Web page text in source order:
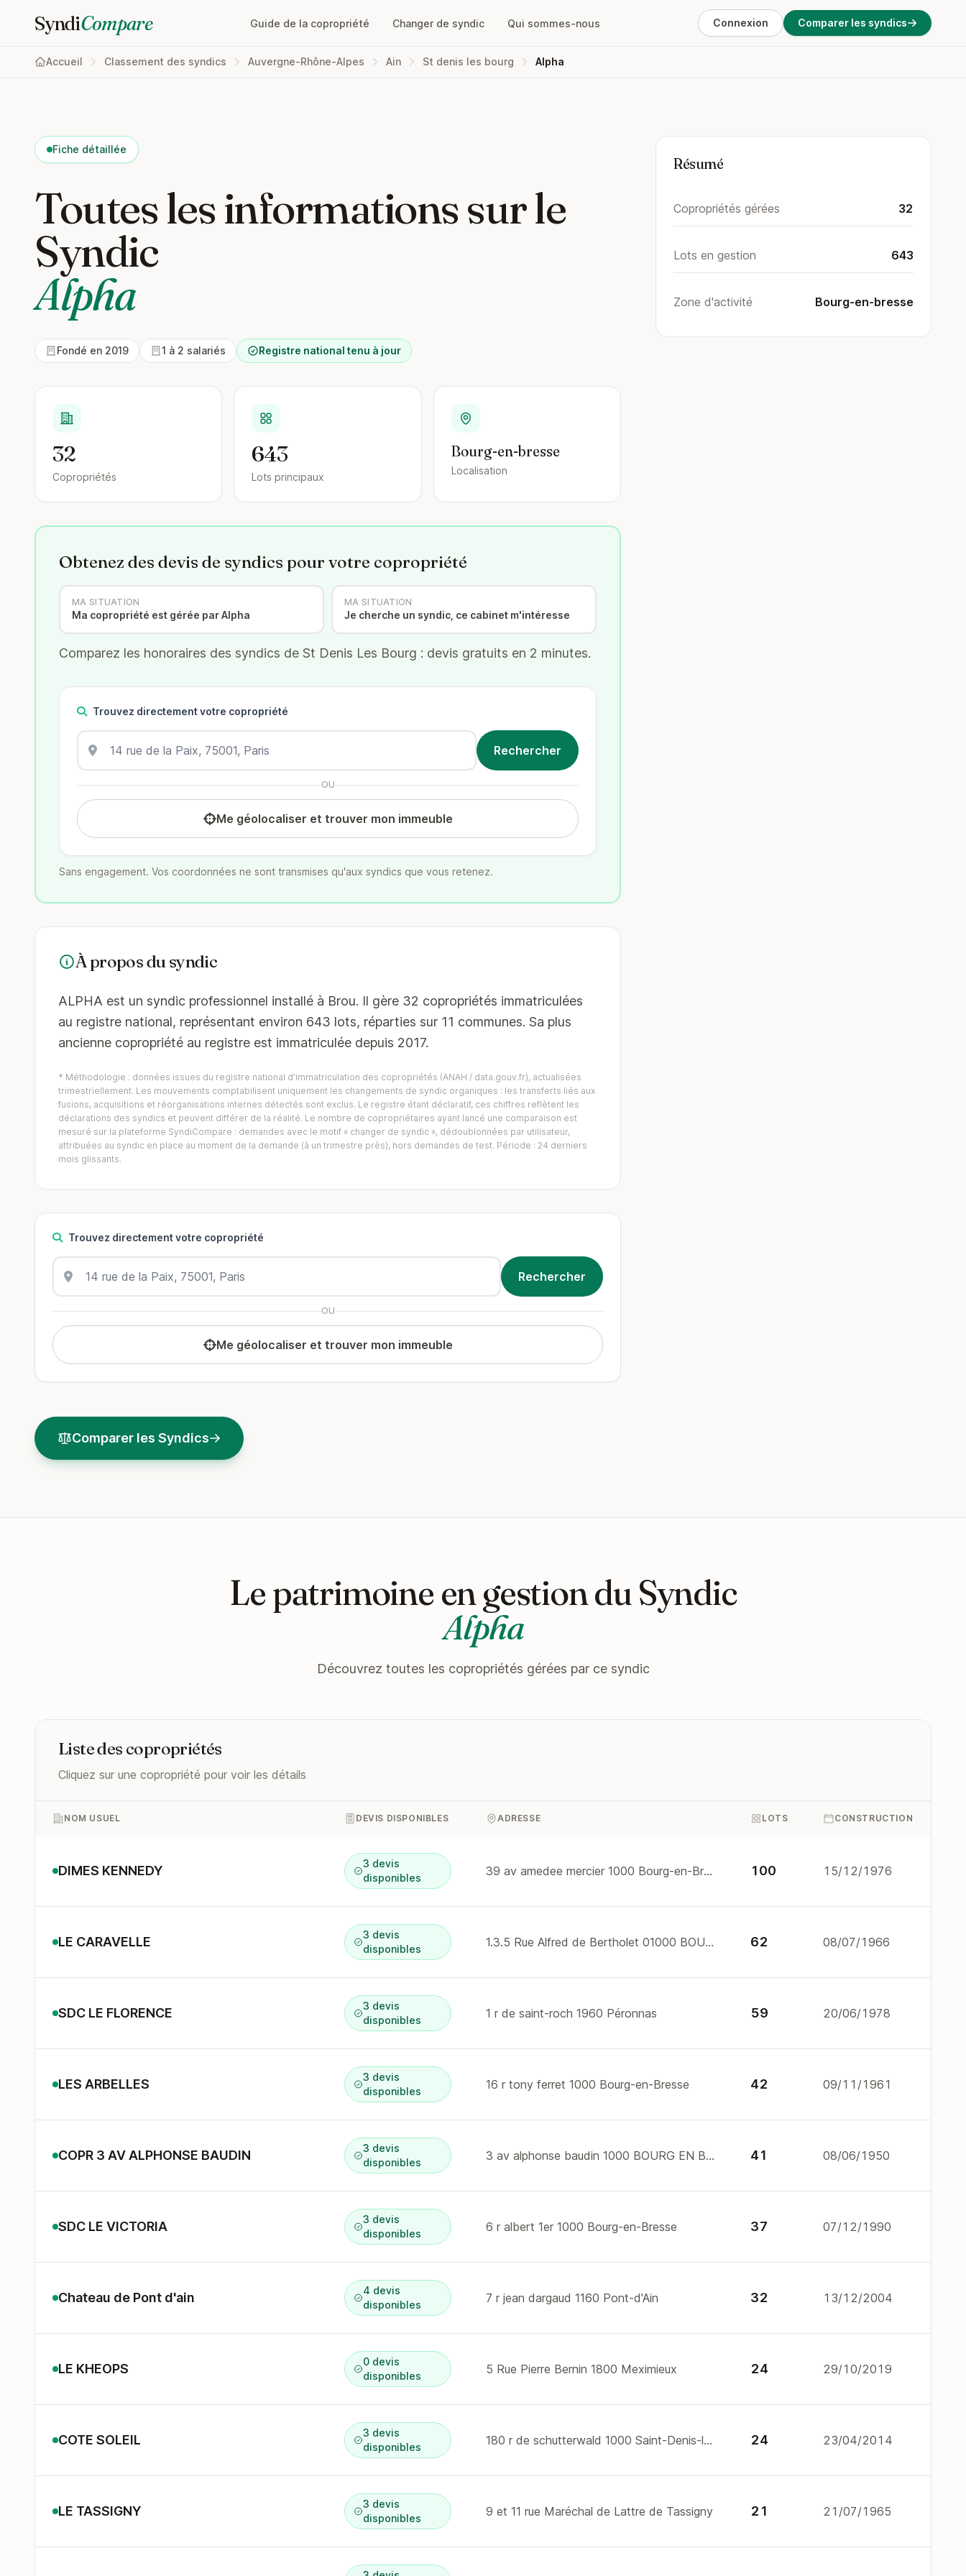
SyndiCompare Guide de la copropriété Changer de syndic Qui sommes-nous Connexion Comparer les syndics
Accueil Classement des syndics Auvergne-Rhône-Alpes Ain St denis les bourg Alpha
Fiche détaillée
Toutes les informations sur le
Syndic
Alpha
Fondé en 2019 1 à 2 salariés Registre national tenu à jour
32
Copropriétés
643
Lots principaux
Bourg-en-bresse
Localisation
Obtenez des devis de syndics pour votre copropriété
MA SITUATION
Ma copropriété est gérée par Alpha
MA SITUATION
Je cherche un syndic, ce cabinet m'intéresse
Comparez les honoraires des syndics de St Denis Les Bourg : devis gratuits en 2 minutes.
Trouvez directement votre copropriété
OU
Me géolocaliser et trouver mon immeuble
Sans engagement. Vos coordonnées ne sont transmises qu'aux syndics que vous retenez.
À propos du syndic
ALPHA est un syndic professionnel installé à Brou. Il gère 32 copropriétés immatriculées
au registre national, représentant environ 643 lots, réparties sur 11 communes. Sa plus
ancienne copropriété au registre est immatriculée depuis 2017.
* Méthodologie : données issues du registre national d'immatriculation des copropriétés (ANAH / data.gouv.fr), actualisées
trimestriellement. Les mouvements comptabilisent uniquement les changements de syndic organiques : les transferts liés aux
fusions, acquisitions et réorganisations internes détectés sont exclus. Le registre étant déclaratif, ces chiffres reflètent les
déclarations des syndics et peuvent différer de la réalité. Le nombre de copropriétaires ayant lancé une comparaison est
mesuré sur la plateforme SyndiCompare : demandes avec le motif « changer de syndic », dédoublonnées par utilisateur,
attribuées au syndic en place au moment de la demande (à un trimestre près), hors demandes de test. Période : 24 derniers
mois glissants.
Trouvez directement votre copropriété
OU
Me géolocaliser et trouver mon immeuble
Comparer les Syndics
Résumé
Copropriétés gérées 32
Lots en gestion 643
Zone d'activité Bourg-en-bresse
Le patrimoine en gestion du Syndic
Alpha
Découvrez toutes les copropriétés gérées par ce syndic
Liste des copropriétés
Cliquez sur une copropriété pour voir les détails
NOM USUEL DEVIS DISPONIBLES ADRESSE LOTS CONSTRUCTION
DIMES KENNEDY
3 devis
disponibles
39 av amedee mercier 1000 Bourg-en-Bresse 100 15/12/1976
LE CARAVELLE
3 devis
disponibles
1.3.5 Rue Alfred de Bertholet 01000 BOURG EN BRESSE 62 08/07/1966
SDC LE FLORENCE
3 devis
disponibles
1 r de saint-roch 1960 Péronnas 59 20/06/1978
LES ARBELLES
3 devis
disponibles
16 r tony ferret 1000 Bourg-en-Bresse 42 09/11/1961
COPR 3 AV ALPHONSE BAUDIN
3 devis
disponibles
3 av alphonse baudin 1000 BOURG EN BRESSE 41 08/06/1950
SDC LE VICTORIA
3 devis
disponibles
6 r albert 1er 1000 Bourg-en-Bresse 37 07/12/1990
Chateau de Pont d'ain
4 devis
disponibles
7 r jean dargaud 1160 Pont-d'Ain 32 13/12/2004
LE KHEOPS
0 devis
disponibles
5 Rue Pierre Bernin 1800 Meximieux 24 29/10/2019
COTE SOLEIL
3 devis
disponibles
180 r de schutterwald 1000 Saint-Denis-lès-Bourg 24 23/04/2014
LE TASSIGNY
3 devis
disponibles
9 et 11 rue Maréchal de Lattre de Tassigny 21 21/07/1965